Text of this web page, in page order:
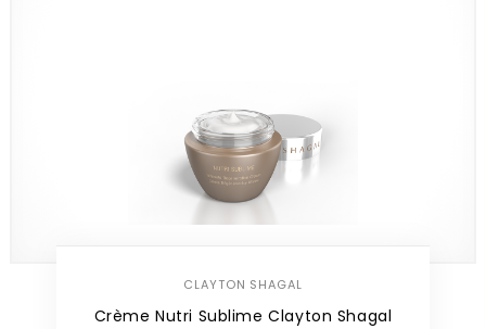
CLAYTON SHAGAL
Crème Nutri Sublime Clayton Shagal